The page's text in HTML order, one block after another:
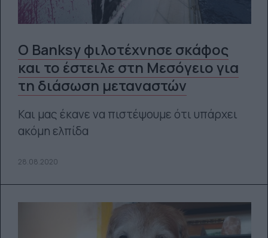
Ο Banksy φιλοτέχνησε σκάφος
και το έστειλε στη Μεσόγειο για
τη διάσωση μεταναστών
Και μας έκανε να πιστέψουμε ότι υπάρχει
ακόμη ελπίδα
28.08.2020